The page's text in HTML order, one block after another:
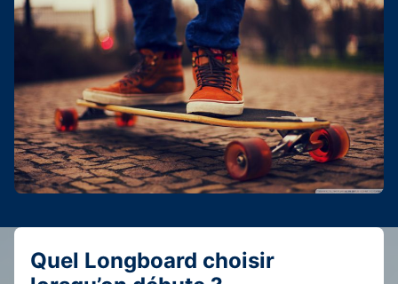
Quel Longboard choisir